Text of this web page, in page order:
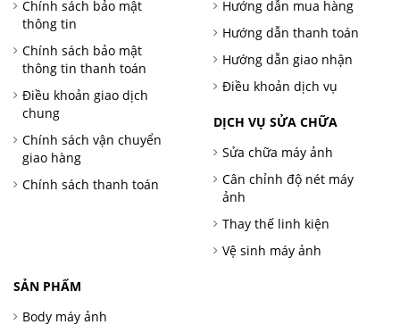
Chính sách bảo mật
thông tin
Chính sách bảo mật
thông tin thanh toán
Điều khoản giao dịch
chung
Chính sách vận chuyển
giao hàng
Chính sách thanh toán
Hướng dẫn mua hàng
Hướng dẫn thanh toán
Hướng dẫn giao nhận
Điều khoản dịch vụ
DỊCH VỤ SỬA CHỮA
Sửa chữa máy ảnh
Cân chỉnh độ nét máy
ảnh
Thay thế linh kiện
Vệ sinh máy ảnh
SẢN PHẨM
Body máy ảnh